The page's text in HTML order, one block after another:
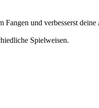
und verbesserst
Spielweisen.